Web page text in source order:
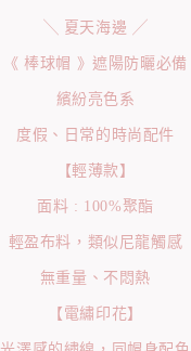
╲ 夏天海邊 ╱
《 棒球帽 》遮陽防曬必備
繽紛亮色系
度假、日常的時尚配件
【輕薄款】
面料 : 100%聚酯
輕盈布料，類似尼龍觸感
無重量、不悶熱
【電繡印花】